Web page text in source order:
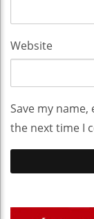
Website
Save my
the next time I